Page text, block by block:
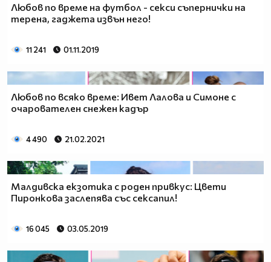
Любов по време на футбол - секси съпернички на
терена, гаджета извън него!
11 241 01.11.2019
Любов по всяко време: Ивет Лалова и Симоне с
очарователен снежен кадър
4 490 21.02.2021
Малдивска екзотика с роден привкус: Цвети
Пиронкова заслепява със сексапил!
16 045 03.05.2019